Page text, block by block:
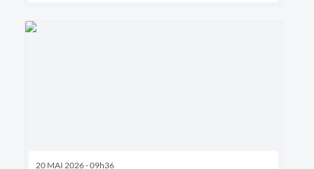
20 MAI 2026 - 09h36